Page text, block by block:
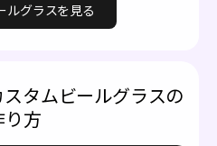
ルグラスを見る
タムビールグラスの
り方